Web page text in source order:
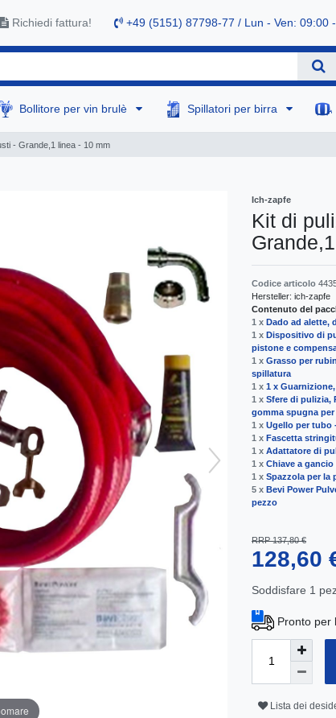
Richiedi fattura! +49 (5151) 87798-77 / Lun - Ven: 09:00
Bollitore per vin brulè Spillatori per birra
- Grande,1 linea - 10 mm
Ich-zapfe
Kit di
Codice articolo
Hersteller: ich-zapfe
Contenuto del
1 x Dado ad alette,
1 x Dispositivo di
pistone e
1 x Grasso per
spillatura
1 x 1 x
1 x Sfere di pulizia,
gomma spugna
1 x Ugello per tubo
1 x Fascetta
1 x Adattatore di
1 x Chiave a
1 x Spazzola per la
5 x Bevi Power
pezzo
RRP 137,80 €
128,60
Soddisfare 1
Pronto per
Lista dei